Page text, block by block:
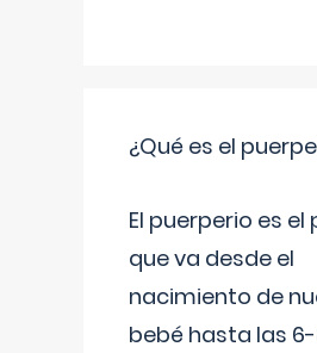
¿Qué es el
El puerperio es el
que va desde el
nacimiento de
bebé hasta las